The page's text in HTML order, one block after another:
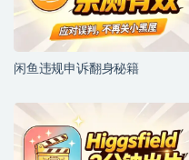
闲鱼违规申诉翻身秘籍